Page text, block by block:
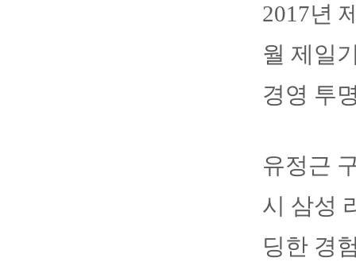
2017년
월 제일
경영 투
유정근
시 삼성
딩한 경